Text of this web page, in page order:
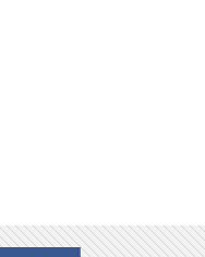
アルミビレットレバー
アルミビレットレバー
用
ーン DC12V
アルミビレットレバー
アルミビレットレバー